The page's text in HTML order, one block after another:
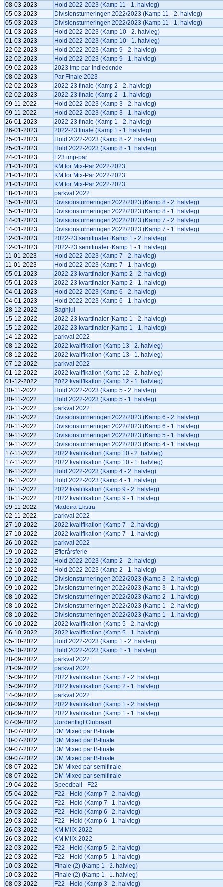
08-03-2023
Hold 2022-2023 (Kamp 11 - 1. halvleg)
05-03-2023
Divisionsturneringen 2022/2023 (Kamp 11 - 2. halvleg)
05-03-2023
Divisionsturneringen 2022/2023 (Kamp 11 - 1. halvleg)
01-03-2023
Hold 2022-2023 (Kamp 10 - 2. halvleg)
01-03-2023
Hold 2022-2023 (Kamp 10 - 1. halvleg)
22-02-2023
Hold 2022-2023 (Kamp 9 - 2. halvleg)
22-02-2023
Hold 2022-2023 (Kamp 9 - 1. halvleg)
09-02-2023
2023 Imp par indledende
08-02-2023
Par Finale 2023
02-02-2023
2022-23 finale (Kamp 2 - 2. halvleg)
02-02-2023
2022-23 finale (Kamp 2 - 1. halvleg)
09-11-2022
Hold 2022-2023 (Kamp 3 - 2. halvleg)
09-11-2022
Hold 2022-2023 (Kamp 3 - 1. halvleg)
26-01-2023
2022-23 finale (Kamp 1 - 2. halvleg)
26-01-2023
2022-23 finale (Kamp 1 - 1. halvleg)
25-01-2023
Hold 2022-2023 (Kamp 8 - 2. halvleg)
25-01-2023
Hold 2022-2023 (Kamp 8 - 1. halvleg)
24-01-2023
F23 imp-par
21-01-2023
KM for Mix-Par 2022-2023
21-01-2023
KM for Mix-Par 2022-2023
21-01-2023
KM for Mix-Par 2022-2023
18-01-2023
parkval 2022
15-01-2023
Divisionsturneringen 2022/2023 (Kamp 8 - 2. halvleg)
15-01-2023
Divisionsturneringen 2022/2023 (Kamp 8 - 1. halvleg)
14-01-2023
Divisionsturneringen 2022/2023 (Kamp 7 - 2. halvleg)
14-01-2023
Divisionsturneringen 2022/2023 (Kamp 7 - 1. halvleg)
12-01-2023
2022-23 semifinaler (Kamp 1 - 2. halvleg)
12-01-2023
2022-23 semifinaler (Kamp 1 - 1. halvleg)
11-01-2023
Hold 2022-2023 (Kamp 7 - 2. halvleg)
11-01-2023
Hold 2022-2023 (Kamp 7 - 1. halvleg)
05-01-2023
2022-23 kvartfinaler (Kamp 2 - 2. halvleg)
05-01-2023
2022-23 kvartfinaler (Kamp 2 - 1. halvleg)
04-01-2023
Hold 2022-2023 (Kamp 6 - 2. halvleg)
04-01-2023
Hold 2022-2023 (Kamp 6 - 1. halvleg)
28-12-2022
Baghjul
15-12-2022
2022-23 kvartfinaler (Kamp 1 - 2. halvleg)
15-12-2022
2022-23 kvartfinaler (Kamp 1 - 1. halvleg)
14-12-2022
parkval 2022
08-12-2022
2022 kvalifikation (Kamp 13 - 2. halvleg)
08-12-2022
2022 kvalifikation (Kamp 13 - 1. halvleg)
07-12-2022
parkval 2022
01-12-2022
2022 kvalifikation (Kamp 12 - 2. halvleg)
01-12-2022
2022 kvalifikation (Kamp 12 - 1. halvleg)
30-11-2022
Hold 2022-2023 (Kamp 5 - 2. halvleg)
30-11-2022
Hold 2022-2023 (Kamp 5 - 1. halvleg)
23-11-2022
parkval 2022
20-11-2022
Divisionsturneringen 2022/2023 (Kamp 6 - 2. halvleg)
20-11-2022
Divisionsturneringen 2022/2023 (Kamp 6 - 1. halvleg)
19-11-2022
Divisionsturneringen 2022/2023 (Kamp 5 - 1. halvleg)
19-11-2022
Divisionsturneringen 2022/2023 (Kamp 4 - 1. halvleg)
17-11-2022
2022 kvalifikation (Kamp 10 - 2. halvleg)
17-11-2022
2022 kvalifikation (Kamp 10 - 1. halvleg)
16-11-2022
Hold 2022-2023 (Kamp 4 - 2. halvleg)
16-11-2022
Hold 2022-2023 (Kamp 4 - 1. halvleg)
10-11-2022
2022 kvalifikation (Kamp 9 - 2. halvleg)
10-11-2022
2022 kvalifikation (Kamp 9 - 1. halvleg)
09-11-2022
Madeira Ekstra
02-11-2022
parkval 2022
27-10-2022
2022 kvalifikation (Kamp 7 - 2. halvleg)
27-10-2022
2022 kvalifikation (Kamp 7 - 1. halvleg)
26-10-2022
parkval 2022
19-10-2022
Efterårsferie
12-10-2022
Hold 2022-2023 (Kamp 2 - 2. halvleg)
12-10-2022
Hold 2022-2023 (Kamp 2 - 1. halvleg)
09-10-2022
Divisionsturneringen 2022/2023 (Kamp 3 - 2. halvleg)
09-10-2022
Divisionsturneringen 2022/2023 (Kamp 3 - 1. halvleg)
08-10-2022
Divisionsturneringen 2022/2023 (Kamp 2 - 1. halvleg)
08-10-2022
Divisionsturneringen 2022/2023 (Kamp 1 - 2. halvleg)
08-10-2022
Divisionsturneringen 2022/2023 (Kamp 1 - 1. halvleg)
06-10-2022
2022 kvalifikation (Kamp 5 - 2. halvleg)
06-10-2022
2022 kvalifikation (Kamp 5 - 1. halvleg)
05-10-2022
Hold 2022-2023 (Kamp 1 - 2. halvleg)
05-10-2022
Hold 2022-2023 (Kamp 1 - 1. halvleg)
28-09-2022
parkval 2022
21-09-2022
parkval 2022
15-09-2022
2022 kvalifikation (Kamp 2 - 2. halvleg)
15-09-2022
2022 kvalifikation (Kamp 2 - 1. halvleg)
14-09-2022
parkval 2022
08-09-2022
2022 kvalifikation (Kamp 1 - 2. halvleg)
08-09-2022
2022 kvalifikation (Kamp 1 - 1. halvleg)
07-09-2022
Uordentligt Clubraad
10-07-2022
DM Mixed par B-finale
10-07-2022
DM Mixed par B-finale
09-07-2022
DM Mixed par B-finale
09-07-2022
DM Mixed par B-finale
08-07-2022
DM Mixed par semifinale
08-07-2022
DM Mixed par semifinale
19-04-2022
Speedball - F22
05-04-2022
F22 - Hold (Kamp 7 - 2. halvleg)
05-04-2022
F22 - Hold (Kamp 7 - 1. halvleg)
29-03-2022
F22 - Hold (Kamp 6 - 2. halvleg)
29-03-2022
F22 - Hold (Kamp 6 - 1. halvleg)
26-03-2022
KM MiIX 2022
26-03-2022
KM MiIX 2022
22-03-2022
F22 - Hold (Kamp 5 - 2. halvleg)
22-03-2022
F22 - Hold (Kamp 5 - 1. halvleg)
10-03-2022
Finale (2) (Kamp 1 - 2. halvleg)
10-03-2022
Finale (2) (Kamp 1 - 1. halvleg)
08-03-2022
F22 - Hold (Kamp 3 - 2. halvleg)